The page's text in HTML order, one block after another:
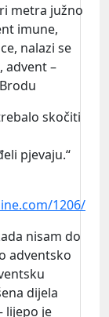
metra južno
imune,
nalazi se
advent –
skočiti
pjevaju.“
1206/
nisam do
adventsko
dijela
lijepo je